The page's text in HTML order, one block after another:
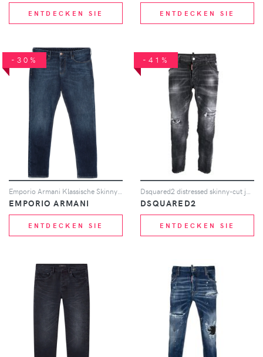
ENTDECKEN SIE ENTDECKEN SIE
-30%
EMPORIO ARMANI
ENTDECKEN SIE
-41%
DSQUARED2
ENTDECKEN SIE